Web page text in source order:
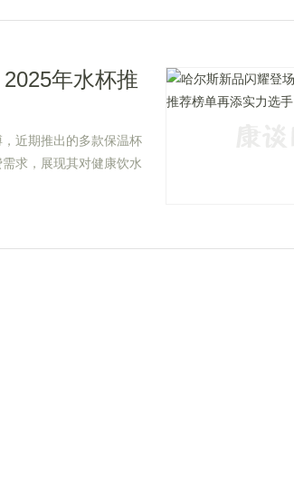
年水杯推
近期推出的多款保温杯
求，展现其对健康饮水
首选品牌。